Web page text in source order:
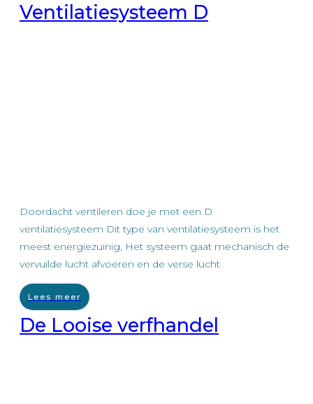
Ventilatiesysteem D
Doordacht ventileren doe je met een D
ventilatiesysteem Dit type van ventilatiesysteem is het
meest energiezuinig, Het systeem gaat mechanisch de
vervuilde lucht afvoeren en de verse lucht
Lees meer
De Looise verfhandel